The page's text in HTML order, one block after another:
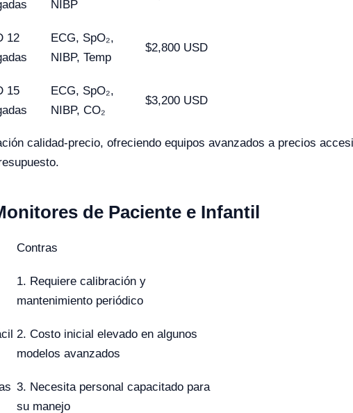
NIBP
12
ECG, SpO₂,
NIBP, Temp
$2,800 USD
15
ECG, SpO₂,
NIBP, CO₂
$3,200 USD
calidad-precio, ofreciendo equipos avanzados a precios
de Paciente e Infantil
Contras
1. Requiere calibración y
mantenimiento periódico
2. Costo inicial elevado en algunos
modelos avanzados
3. Necesita personal capacitado para
su manejo